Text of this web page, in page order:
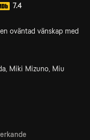
7.4
oväntad vänskap med
Miki Mizuno, Miu